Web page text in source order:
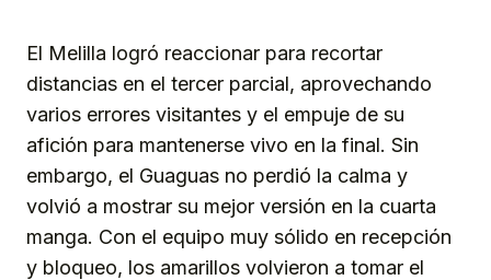
El Melilla logró reaccionar para recortar
distancias en el tercer parcial, aprovechando
varios errores visitantes y el empuje de su
afición para mantenerse vivo en la final. Sin
embargo, el Guaguas no perdió la calma y
volvió a mostrar su mejor versión en la cuarta
manga. Con el equipo muy sólido en recepción
y bloqueo, los amarillos volvieron a tomar el